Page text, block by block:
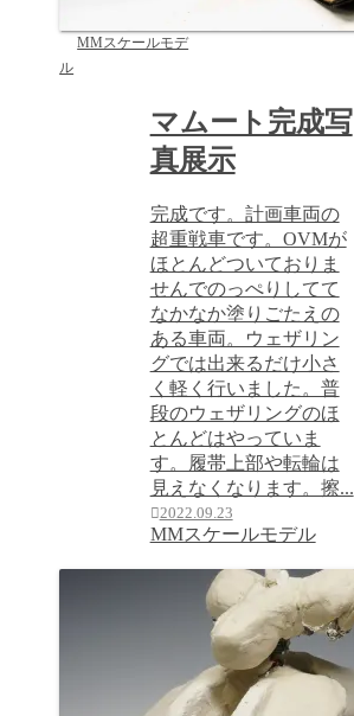
MMスケールモデ
ル
マムート完成写
真展示
完成です。計画車両の
超重戦車です。OVMが
ほとんどついておりま
せんでのっぺりしてて
なかなか塗りごたえの
ある車両。ウェザリン
グでは出来るだけ小さ
く軽く行いました。普
段のウェザリングのほ
とんどはやっていま
す。履帯上部や転輪は
見えなくなります。擦...
2022.09.23
MMスケールモデル